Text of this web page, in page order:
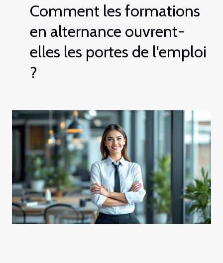
Comment les formations
en alternance ouvrent-
elles les portes de l'emploi
?